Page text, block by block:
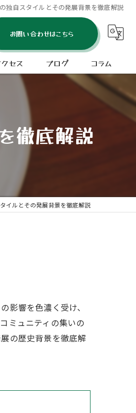
独自スタイルとその発展背景を徹底解説
お問い合わせはこちら
セス
火焼肉 かんちゃん 本店
ブログ コラム
徹底解説
イルとその発展背景を徹底解説
影響を色濃く受け、
ミュニティの集いの
の歴史背景を徹底解